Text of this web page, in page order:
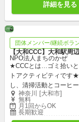
詳細を見る
団体メンバー/継続ボラ
【大和CCC】大和駅周
NPO法人まちのかぜ
★CCCとは…ゴミ拾いと
トアクティビティです
し、清掃活動とコーヒ
神奈川 [大和市]
無料
月1回からOK
長期歓迎